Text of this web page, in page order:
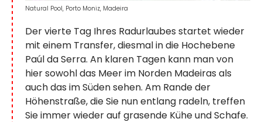
Der vierte Tag Ihres Radurlaubes startet wieder
mit einem Transfer, diesmal in die Hochebene
Paúl da Serra. An klaren Tagen kann man von
hier sowohl das Meer im Norden Madeiras als
auch das im Süden sehen. Am Rande der
Höhenstraße, die Sie nun entlang radeln, treffen
Sie immer wieder auf grasende Kühe und Schafe.
Natural Pool, Porto Moniz, Madeira